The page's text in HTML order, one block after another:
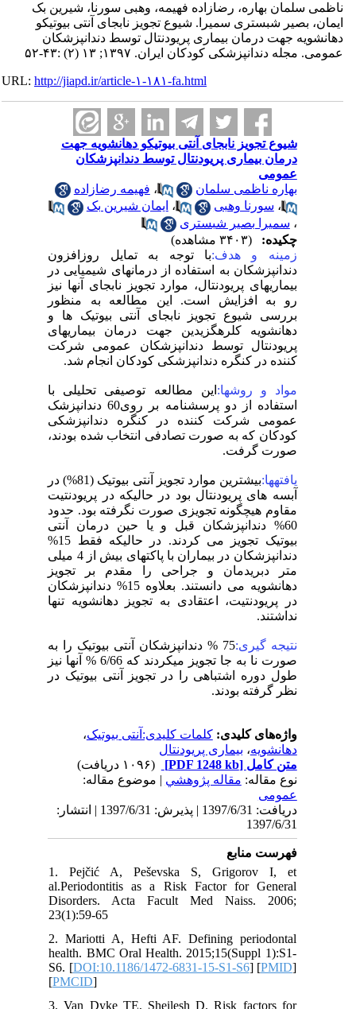
ناظمی سلمان بهاره، رضازاده فهیمه، وهبی سورنا، شیرین بک
ایمان، بصیر شبستری سمیرا. شیوع تجویز نابجای آنتی بیوتیکو
دهانشویه جهت درمان بیماری پریودنتال توسط دندانپزشکان
عمومی. مجله دندانپزشکی کودکان ایران. ۱۳۹۷; ۱۳ (۲) :۴۳-۵۲
URL:http://jiapd.ir/article-۱-۱۸۱-fa.html
شیوع تجویز نابجای آنتی بیوتیکو دهانشویه جهت
درمان بیماری پریودنتال توسط دندانپزشکان
عمومی
بهاره ناظمی سلمان
،فهیمه رضازاده
،سورنا وهبی ،ایمان شیرین بک
سمیرا بصیر شبستری
چکیده:
زمینه و هدف: با توجه به تمایل روزافزون
دندانپزشکان به استفاده از درمانهای شیمیایی در
بیماریهای پریودنتال، موارد تجویز نابجای آنها نیز
رو به افزایش است. این مطالعه به منظور
بررسی شیوع تجویز نابجای آنتی بیوتیک ها و
دهانشویه کلرهگزیدین جهت درمان بیماریهای
پریودنتال توسط دندانپزشکان عمومی شرکت
کننده در کنگره دندانپزشکی کودکان انجام شد.
مواد و روشها:این مطالعه توصیفی تحلیلی با
استفاده از دو پرسشنامه بر روی60 دندانپزشک
عمومی شرکت کننده در کنگره دندانپزشکی
کودکان که به صورت تصادفی انتخاب شده بودند،
صورت گرفت.
یافتهها:
بیشترین موارد تجویز آنتی بیوتیک (81%) در
آبسه های پریودنتال بود در حالیکه در پریودنتیت
مقاوم هیچگونه تجویزی صورت نگرفته بود. حدود
60% دندانپزشکان قبل و یا حین درمان آنتی
بیوتیک تجویز می کردند. در حالیکه فقط 15%
دندانپزشکان در بیماران با پاکتهای بیش از 4 میلی
متر دبریدمان و جراحی را مقدم بر تجویز
دهانشویه می دانستند. بعلاوه 15% دندانپزشکان
در پریودنتیت، اعتقادی به تجویز دهانشویه تنها
نداشتند.
نتیجه گیری:
75 % دندانپزشکان آنتی بیوتیک را به
صورت نا به جا تجویز میکردند که 6/66 % آنها نیز
طول دوره اشتباهی را در تجویز آنتی بیوتیک در
نظر گرفته بودند.
واژه‌های کلیدی:کلمات کلیدی:آنتی بیوتیک،
دهانشویه،بیماری پریودنتال
متن کامل[PDF 1248 kb]
نوع مقاله:مقاله پژوهشي| موضوع مقاله:
عمومى
دریافت: 1397/6/31 | پذیرش: 1397/6/31 | انتشار:
1397/6/31
فهرست منابع
1. Pejčić A, Peševska S, Grigorov I, et
al.Periodontitis as a Risk Factor for General
Disorders. Acta Facult Med Naiss. 2006;
23(1):59-65
2. Mariotti A, Hefti AF. Defining periodontal
health. BMC Oral Health. 2015;15(Suppl 1):S1-
S6. [DOI:10.1186/1472-6831-15-S1-S6] [PMID
[PMCID
3. Van Dyke TE, Sheilesh D. Risk factors for